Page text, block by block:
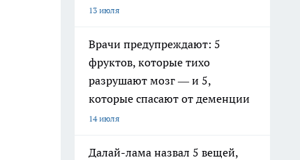
13 июля
Врачи предупреждают: 5
фруктов, которые тихо
разрушают мозг — и 5,
которые спасают от деменции
14 июля
Далай-лама назвал 5 вещей,